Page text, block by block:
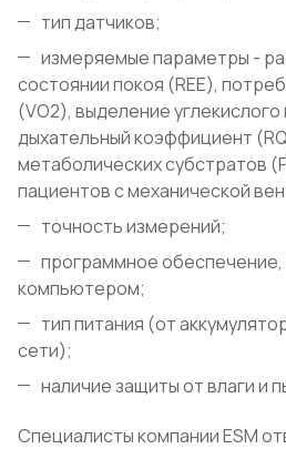
тип датчиков;
измеряемые параметры -
состоянии покоя (REE),
(VO2), выделение углекислого
дыхательный коэффициент
метаболических субстратов
пациентов с механической
точность измерений;
программное
компьютером;
тип питания (от
сети);
наличие защиты от влаги и
Специалисты компании ESM